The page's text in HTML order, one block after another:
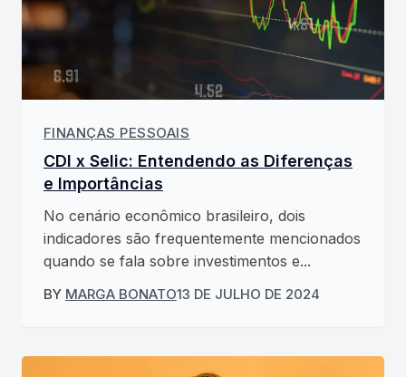
FINANÇAS PESSOAIS
CDI x Selic: Entendendo as Diferenças
e Importâncias
No cenário econômico brasileiro, dois
indicadores são frequentemente mencionados
quando se fala sobre investimentos e...
BY MARGA BONATO13 DE JULHO DE 2024